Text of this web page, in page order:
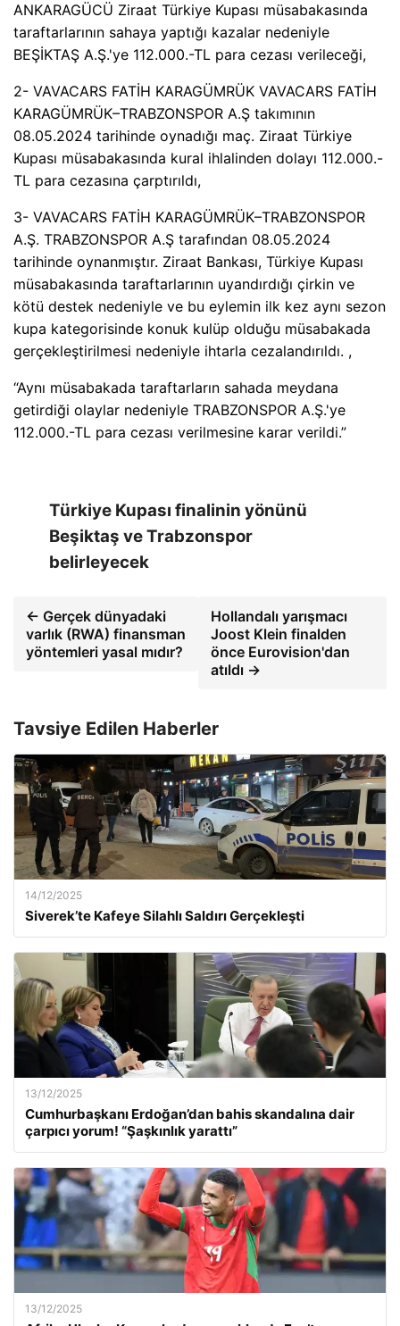
ANKARAGÜCÜ Ziraat Türkiye Kupası müsabakasında
taraftarlarının sahaya yaptığı kazalar nedeniyle
BEŞİKTAŞ A.Ş.'ye 112.000.-TL para cezası verileceği,
2- VAVACARS FATİH KARAGÜMRÜK VAVACARS FATİH
KARAGÜMRÜK–TRABZONSPOR A.Ş takımının
08.05.2024 tarihinde oynadığı maç. Ziraat Türkiye
Kupası müsabakasında kural ihlalinden dolayı 112.000.-
TL para cezasına çarptırıldı,
3- VAVACARS FATİH KARAGÜMRÜK–TRABZONSPOR
A.Ş. TRABZONSPOR A.Ş tarafından 08.05.2024
tarihinde oynanmıştır. Ziraat Bankası, Türkiye Kupası
müsabakasında taraftarlarının uyandırdığı çirkin ve
kötü destek nedeniyle ve bu eylemin ilk kez aynı sezon
kupa kategorisinde konuk kulüp olduğu müsabakada
gerçekleştirilmesi nedeniyle ihtarla cezalandırıldı. ,
“Aynı müsabakada taraftarların sahada meydana
getirdiği olaylar nedeniyle TRABZONSPOR A.Ş.'ye
112.000.-TL para cezası verilmesine karar verildi.”
Türkiye Kupası finalinin yönünü
Beşiktaş ve Trabzonspor
belirleyecek
← Gerçek dünyadaki
varlık (RWA) finansman
yöntemleri yasal mıdır?
Hollandalı yarışmacı
Joost Klein finalden
önce Eurovision'dan
atıldı →
Tavsiye Edilen Haberler
14/12/2025
Siverek’te Kafeye Silahlı Saldırı Gerçekleşti
13/12/2025
Cumhurbaşkanı Erdoğan’dan bahis skandalına dair
çarpıcı yorum! “Şaşkınlık yarattı”
13/12/2025